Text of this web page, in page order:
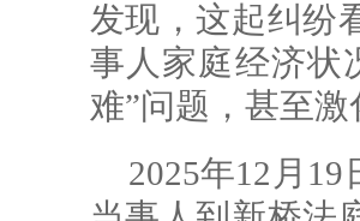
发现，这起纠纷
事人家庭经济状
难”问题，甚至激
2025年12月